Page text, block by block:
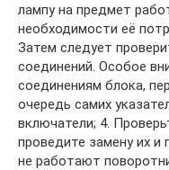
лампу на предмет
необходимости её
Затем следует
соединений. Особое
соединениям блока,
очередь самих
включатели; 4.
проведите замену их и
не работают